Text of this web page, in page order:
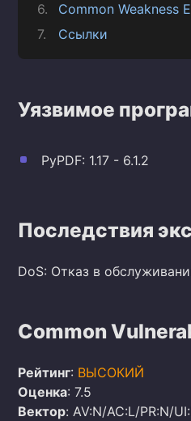
Common Weakness
Ссылки
Уязвимое
PyPDF: 1.17 - 6.1.2
Последствия
DoS: Отказ в
Common
Рейтинг: ВЫСОКИЙ
Оценка: 7.5
Вектор: AV:N/AC:L/PR:N/